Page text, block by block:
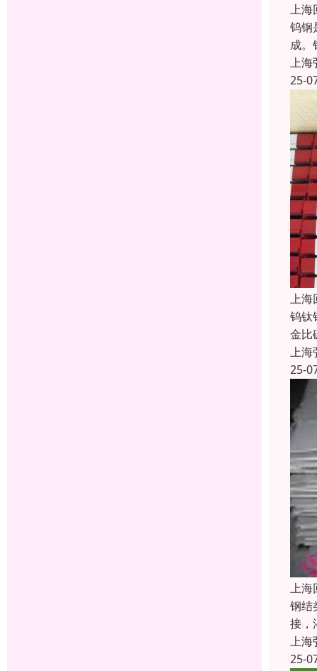
上海
钨钢
成。
上海
25-
上海
钨钛
金比
上海
25-
上海
钢结
接，
上海
25-